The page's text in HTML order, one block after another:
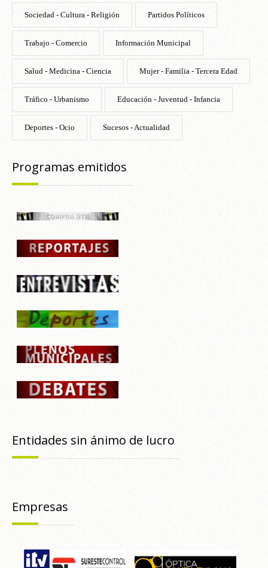
Sociedad - Cultura - Religión Partidos Políticos
Trabajo - Comercio Información Municipal
Salud - Medicina - Ciencia Mujer - Familia - Tercera Edad
Tráfico - Urbanismo Educación - Juventud - Infancia
Deportes - Ocio Sucesos - Actualidad
Programas emitidos
Entidades sin ánimo de lucro
Empresas